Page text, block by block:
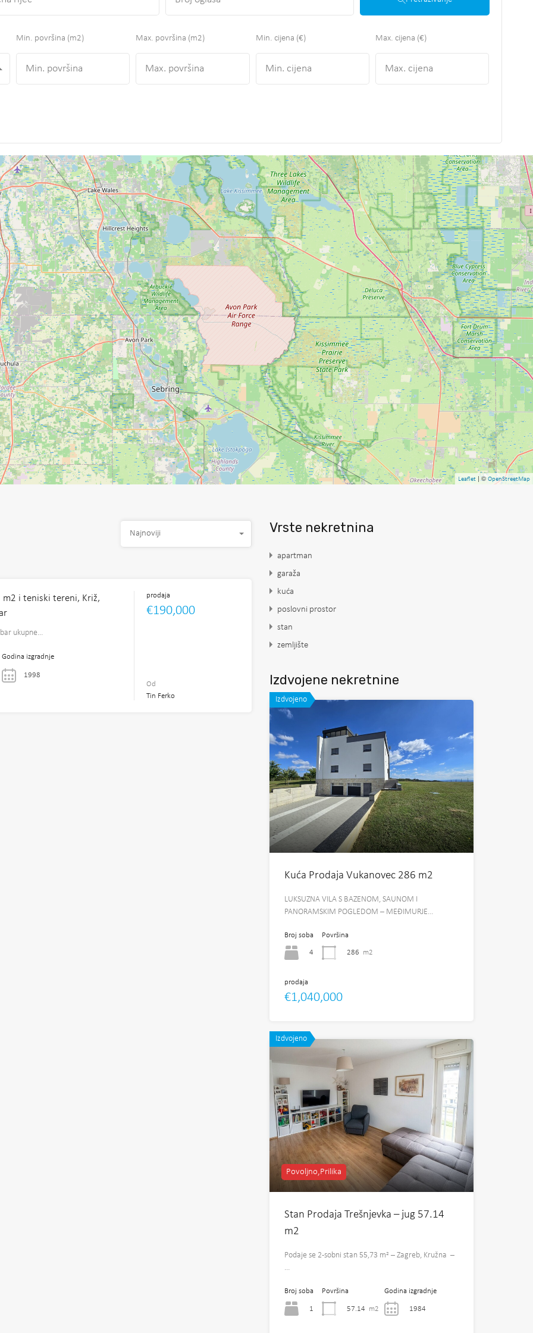
Min. površina (m2) Max. površina (m2) Min. cijena (€) Max. cijena (€)
Leaflet | ©OpenStreetMap
Najnoviji
m2 i teniski tereni, Križ,
ukupne…
Godina izgradnje
1998
prodaja
€190,000
Od
Tin Ferko
Vrste nekretnina
apartman
garaža
kuća
poslovni prostor
stan
zemljište
Izdvojene nekretnine
Izdvojeno
Kuća Prodaja Vukanovec 286 m2
LUKSUZNA VILA S BAZENOM, SAUNOM I
PANORAMSKIM POGLEDOM – MEĐIMURJE…
Broj soba
4
Površina
286 m2
prodaja
€1,040,000
Izdvojeno
Povoljno,Prilika
Stan Prodaja Trešnjevka – jug 57.14
m2
Podaje se 2-sobni stan 55,73 m² – Zagreb, Kružna –
…
Broj soba
1
Površina
57.14 m2
Godina izgradnje
1984